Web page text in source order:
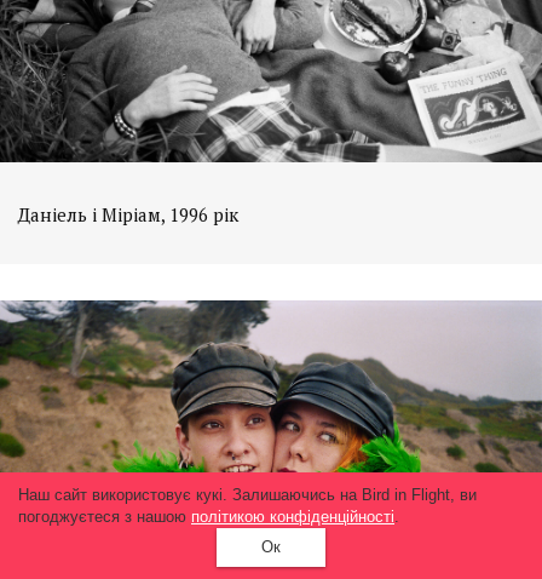
Даніель і Міріам, 1996 рік
Наш сайт використовує кукі. Залишаючись на Bird in Flight, ви
погоджуєтеся з нашою політикою конфіденційності.
Ок